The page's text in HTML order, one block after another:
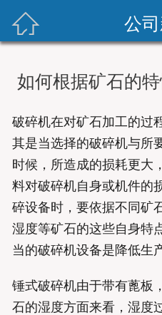
 公
如何根据矿石的
破碎机在对矿石加工的过
其是当选择的破碎机与所
时候，所造成的损耗更大
料对破碎机自身或机件的
碎设备时，要依据不同矿
湿度等矿石的这些自身特
当的破碎机设备是降低生
锤式破碎机由于带有蓖板
石的湿度方面来看，湿度